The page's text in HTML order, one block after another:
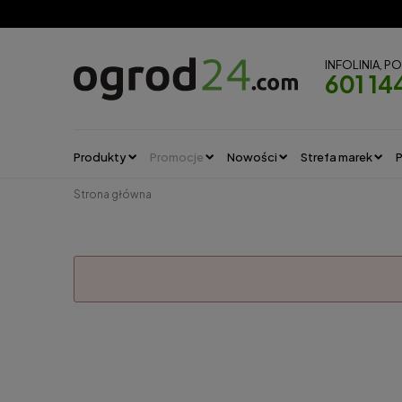
INFOLINIA,
601
Produkty Promocje Nowości Strefa marek
Strona główna